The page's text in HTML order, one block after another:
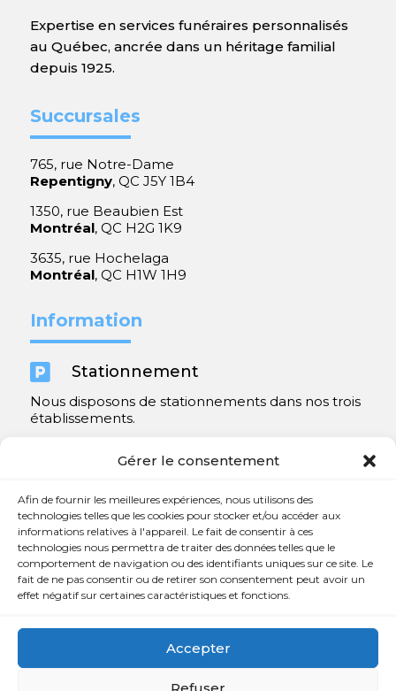
Gérer le consentement
Afin de fournir les meilleures expériences, nous utilisons des
technologies telles que les cookies pour stocker et/ou accéder aux
informations relatives à l'appareil. Le fait de consentir à ces
technologies nous permettra de traiter des données telles que le
comportement de navigation ou des identifiants uniques sur ce site. Le
fait de ne pas consentir ou de retirer son consentement peut avoir un
effet négatif sur certaines caractéristiques et fonctions.
Accepter
Refuser
Expertise en services funéraires personnalisés
au Québec, ancrée dans un héritage familial
depuis 1925.
Succursales
765, rue Notre-Dame
Repentigny, QC J5Y 1B4
1350, rue Beaubien Est
Montréal, QC H2G 1K9
3635, rue Hochelaga
Montréal, QC H1W 1H9
Information
 Stationnement
Nous disposons de stationnements dans nos trois
établissements.
Contact
 450 654-3342
 info@charlesrajotte.com
765, rue Notre-Dame